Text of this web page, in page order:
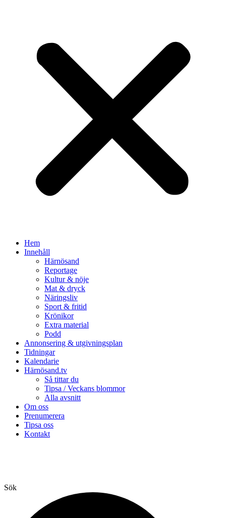
Hem
Innehåll
Härnösand
Reportage
Kultur & nöje
Mat & dryck
Näringsliv
Sport & fritid
Krönikor
Extra material
Podd
Annonsering & utgivningsplan
Tidningar
Kalendarie
Härnösand.tv
Så tittar du
Tipsa / Veckans blommor
Alla avsnitt
Om oss
Prenumerera
Tipsa oss
Kontakt
Sök